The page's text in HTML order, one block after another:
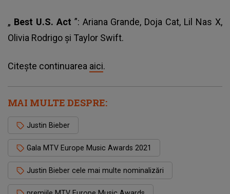
„ Best U.S. Act ”: Ariana Grande, Doja Cat, Lil Nas X,
Olivia Rodrigo şi Taylor Swift.
Citește continuarea aici.
MAI MULTE DESPRE:
Justin Bieber
Gala MTV Europe Music Awards 2021
Justin Bieber cele mai multe nominalizări